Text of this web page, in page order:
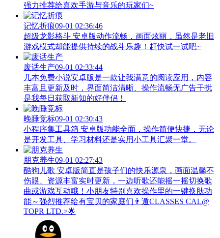
强力推荐给喜欢手游与音乐的玩家们~
记忆折痕09-01 02:36:46
超级龙影格斗 安卓版动作流畅，画面炫丽，虽然是老旧
游戏模式却能提供持续的战斗乐趣！赶快试一试吧~
废话生产09-01 02:33:44
几本免费小说安卓版是一款让我满意的阅读应用，内容
丰富且更新及时，界面简洁清晰、操作流畅无广告干扰
是我每日获取新知的好伴侣！
晚睡竞标09-01 02:30:43
小程序集工具箱 安卓版功能全面，操作简便快捷，无论
是开发工具、学习材料还是实用小工具汇聚一堂。
朋克养生09-01 02:27:43
酷狗儿歌 安卓版简直是孩子们的快乐源泉，画面温馨不
伤眼、资源丰富实时更新，一边听歌还能摇一摇切换歌
曲或游戏互动哦！小朋友特别喜欢操作里的一键换肤功
能～强烈推荐给有宝贝的家庭们👨‍遁️CLASSES CAL@
TOPR LTD.>🌟